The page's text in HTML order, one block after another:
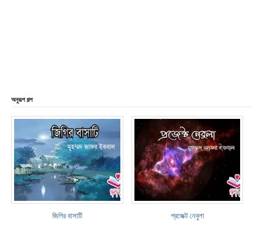
অনুরূপ গল্প
জিগির বাসাটি প্রজেক্ট নেবুলা